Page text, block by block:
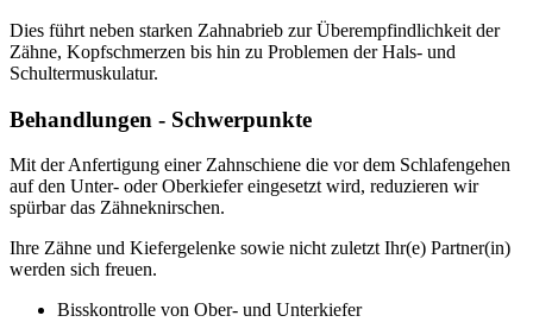
Dies führt neben starken Zahnabrieb zur Überempfindlichkeit der
Zähne, Kopfschmerzen bis hin zu Problemen der Hals- und
Schultermuskulatur.
Behandlungen - Schwerpunkte
Mit der Anfertigung einer Zahnschiene die vor dem Schlafengehen
auf den Unter- oder Oberkiefer eingesetzt wird, reduzieren wir
spürbar das Zähneknirschen.
Ihre Zähne und Kiefergelenke sowie nicht zuletzt Ihr(e) Partner(in)
werden sich freuen.
Bisskontrolle von Ober- und Unterkiefer